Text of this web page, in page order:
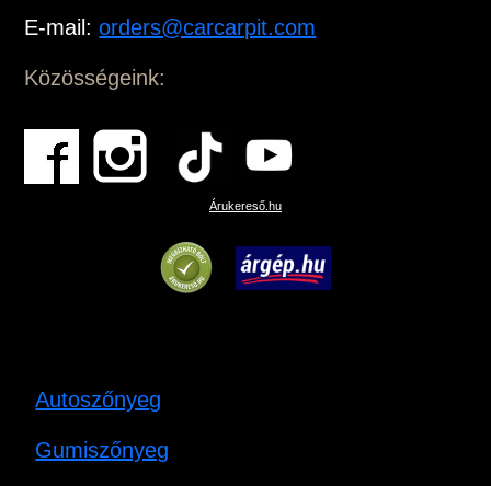
E-mail:orders@carcarpit.com
Közösségeink:
Árukereső.hu
Autoszőnyeg
Gumiszőnyeg